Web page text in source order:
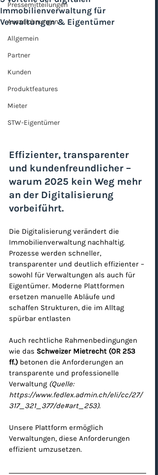
Pressemitteilungen
Auszeichnungen
Allgemein
Partner
Kunden
Produktfeatures
Mieter
STW-Eigentümer
Immobilienverwaltung für
Verwaltungen & Eigentümer
Effizienter, transparenter
und kundenfreundlicher –
warum 2025 kein Weg mehr
an der Digitalisierung
vorbeiführt.
Die Digitalisierung verändert die
Immobilienverwaltung nachhaltig.
Prozesse werden schneller,
transparenter und deutlich effizienter –
sowohl für Verwaltungen als auch für
Eigentümer. Moderne Plattformen
ersetzen manuelle Abläufe und
schaffen Strukturen, die im Alltag
spürbar entlasten
Auch rechtliche Rahmenbedingungen
wie das Schweizer Mietrecht (OR 253
ff.) betonen die Anforderungen an
transparente und professionelle
Verwaltung (Quelle:
https://www.fedlex.admin.ch/eli/cc/27/
317_321_377/de#art_253).
Unsere Plattform ermöglich
Verwaltungen, diese Anforderungen
effizient umzusetzen.